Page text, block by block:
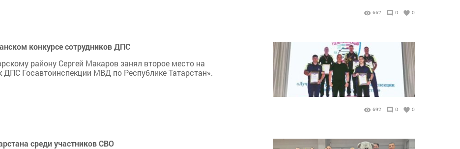
662 0 0
конкурсе сотрудников ДПС
району Сергей Макаров занял второе место на
Госавтоинспекции МВД по Республике Татарстан».
692 0 0
среди участников СВО